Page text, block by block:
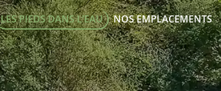
LES PIEDS DANS L’EAU NOS EMPLACEMENTS